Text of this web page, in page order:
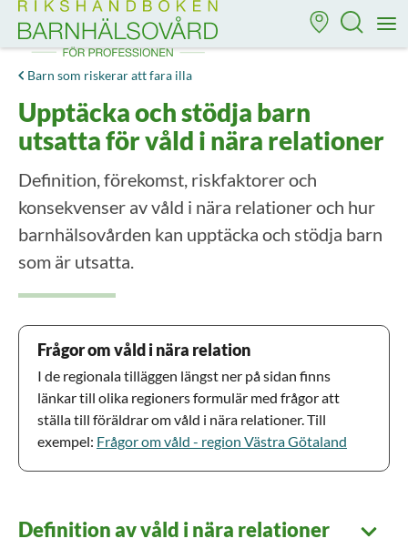
Till startsidan för Rikshandboken i barnhälsovård
Barn som riskerar att fara illa
Upptäcka och stödja barn
utsatta för våld i nära relationer
Definition, förekomst, riskfaktorer och
konsekvenser av våld i nära relationer och hur
barnhälsovården kan upptäcka och stödja barn
som är utsatta.
Frågor om våld i nära relation
I de regionala tilläggen längst ner på sidan finns
länkar till olika regioners formulär med frågor att
ställa till föräldrar om våld i nära relationer. Till
exempel: Frågor om våld - region Västra Götaland
Definition av våld i nära relationer